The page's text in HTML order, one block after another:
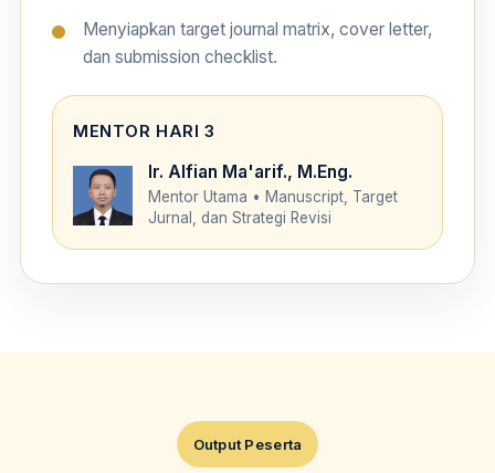
Menyiapkan target journal matrix, cover letter,
dan submission checklist.
MENTOR HARI 3
Ir. Alfian Ma'arif., M.Eng.
Mentor Utama • Manuscript, Target
Jurnal, dan Strategi Revisi
Output Peserta